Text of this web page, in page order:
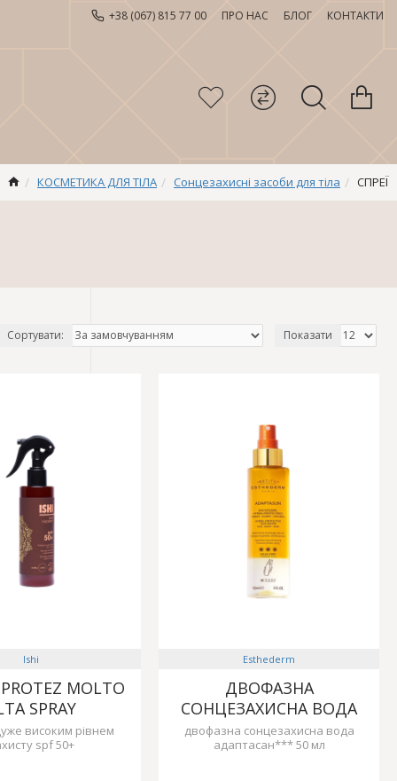
+38 (067) 815 77 00 ПРО НАС БЛОГ КОНТАКТИ
КОСМЕТИКА ДЛЯ ТІЛА Сонцезахисні засоби для тіла СПРЕЇ
Сортувати: Показати
Ishi
MOLTO
SPRAY
високим рівнем
spf 50+
Esthederm
ДВОФАЗНА
СОНЦЕЗАХИСНА ВОДА
двофазна сонцезахисна вода
адаптасан*** 50 мл